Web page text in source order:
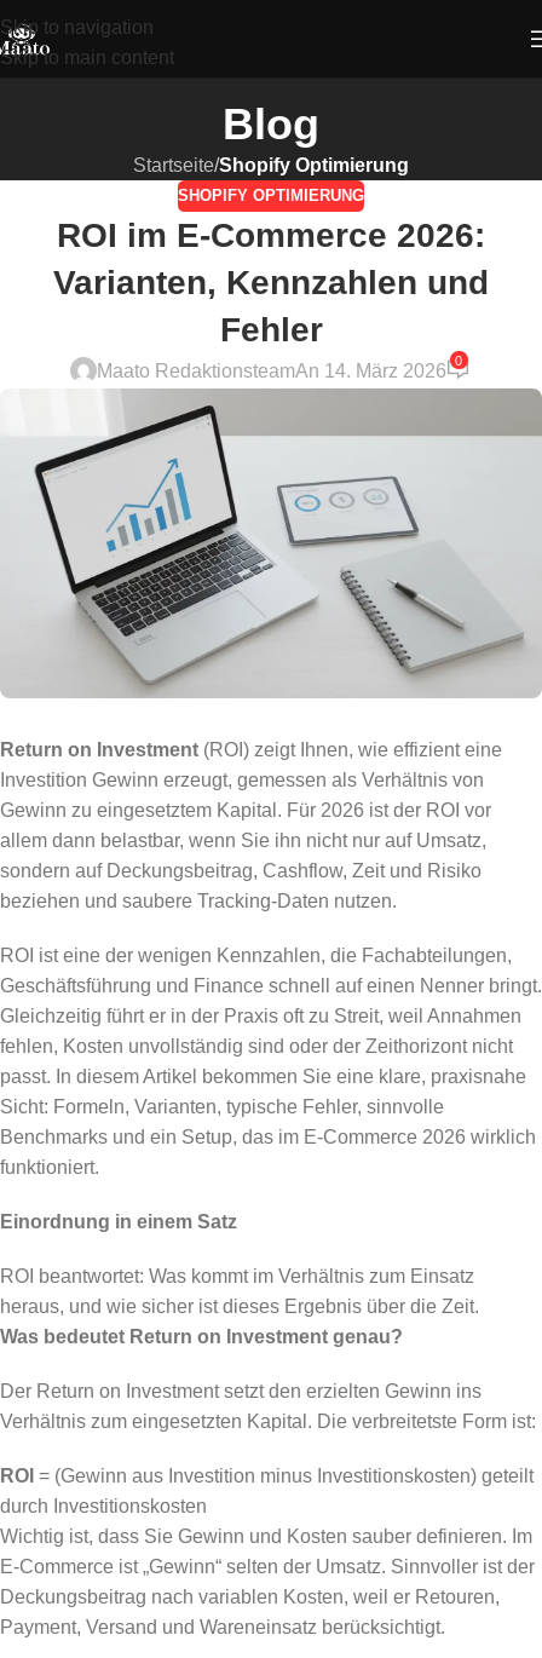
Skip to navigation
Skip to main content
Blog
Startseite/Shopify Optimierung
SHOPIFY OPTIMIERUNG
ROI im E-Commerce 2026:
Varianten, Kennzahlen und
Fehler
Maato RedaktionsteamAn 14. März 2026
0
Return on Investment (ROI) zeigt Ihnen, wie effizient eine
Investition Gewinn erzeugt, gemessen als Verhältnis von
Gewinn zu eingesetztem Kapital. Für 2026 ist der ROI vor
allem dann belastbar, wenn Sie ihn nicht nur auf Umsatz,
sondern auf Deckungsbeitrag, Cashflow, Zeit und Risiko
beziehen und saubere Tracking-Daten nutzen.
ROI ist eine der wenigen Kennzahlen, die Fachabteilungen,
Geschäftsführung und Finance schnell auf einen Nenner bringt.
Gleichzeitig führt er in der Praxis oft zu Streit, weil Annahmen
fehlen, Kosten unvollständig sind oder der Zeithorizont nicht
passt. In diesem Artikel bekommen Sie eine klare, praxisnahe
Sicht: Formeln, Varianten, typische Fehler, sinnvolle
Benchmarks und ein Setup, das im E-Commerce 2026 wirklich
funktioniert.
Einordnung in einem Satz
ROI beantwortet: Was kommt im Verhältnis zum Einsatz
heraus, und wie sicher ist dieses Ergebnis über die Zeit.
Was bedeutet Return on Investment genau?
Der Return on Investment setzt den erzielten Gewinn ins
Verhältnis zum eingesetzten Kapital. Die verbreitetste Form ist:
ROI = (Gewinn aus Investition minus Investitionskosten) geteilt
durch Investitionskosten
Wichtig ist, dass Sie Gewinn und Kosten sauber definieren. Im
E-Commerce ist „Gewinn“ selten der Umsatz. Sinnvoller ist der
Deckungsbeitrag nach variablen Kosten, weil er Retouren,
Payment, Versand und Wareneinsatz berücksichtigt.